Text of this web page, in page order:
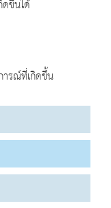
ขึ้นได้
ารณ์ที่เกิดขึ้น